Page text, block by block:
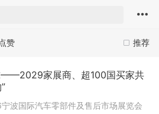
推荐
点赞
——2029家展商、超100国买家共
波国际汽车零部件及售后市场展览会